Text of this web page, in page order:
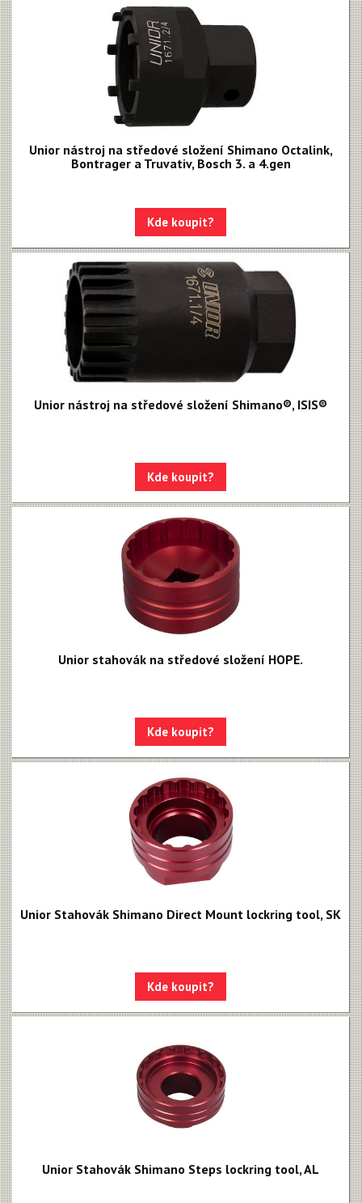
Unior nástroj na středové složení Shimano Octalink,
Bontrager a Truvativ, Bosch 3. a 4.gen
Kde koupit?
Unior nástroj na středové složení Shimano®, ISIS®
Kde koupit?
Unior stahovák na středové složení HOPE.
Kde koupit?
Unior Stahovák Shimano Direct Mount lockring tool, SK
Kde koupit?
Unior Stahovák Shimano Steps lockring tool, AL